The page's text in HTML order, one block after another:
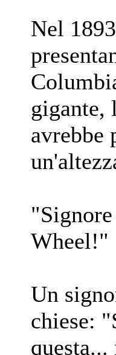
Nel
gigante,
avrebbe
Wheel!"
Un
chiese:
questa...